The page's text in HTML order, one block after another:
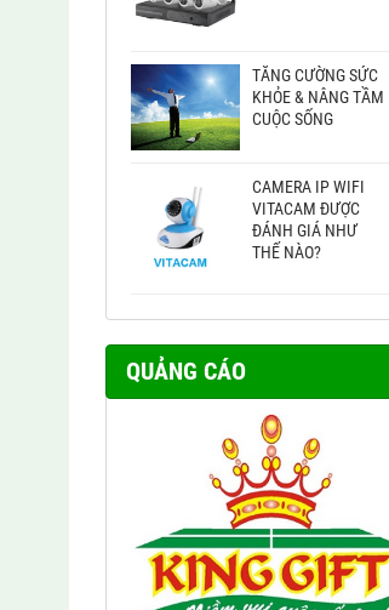
TĂNG CƯỜNG SỨC
KHỎE & NÂNG TẦM
CUỘC SỐNG
CAMERA IP WIFI
VITACAM ĐƯỢC
ĐÁNH GIÁ NHƯ
THẾ NÀO?
QUẢNG CÁO